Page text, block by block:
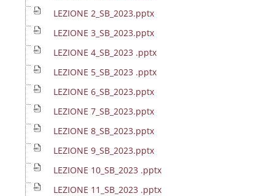
LEZIONE 2_SB_2023.pptx
LEZIONE 3_SB_2023.pptx
LEZIONE 4_SB_2023 .pptx
LEZIONE 5_SB_2023 .pptx
LEZIONE 6_SB_2023.pptx
LEZIONE 7_SB_2023.pptx
LEZIONE 8_SB_2023.pptx
LEZIONE 9_SB_2023.pptx
LEZIONE 10_SB_2023 .pptx
LEZIONE 11_SB_2023 .pptx